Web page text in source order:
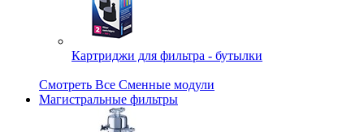
Картриджи для фильтра - бутылки
Смотреть Все Сменные модули
Магистральные фильтры